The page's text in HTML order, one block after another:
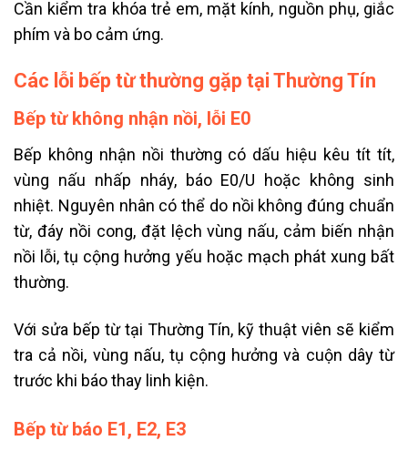
Cần kiểm tra khóa trẻ em, mặt kính, nguồn phụ, giắc
phím và bo cảm ứng.
Các lỗi bếp từ thường gặp tại Thường Tín
Bếp từ không nhận nồi, lỗi E0
Bếp không nhận nồi thường có dấu hiệu kêu tít tít,
vùng nấu nhấp nháy, báo E0/U hoặc không sinh
nhiệt. Nguyên nhân có thể do nồi không đúng chuẩn
từ, đáy nồi cong, đặt lệch vùng nấu, cảm biến nhận
nồi lỗi, tụ cộng hưởng yếu hoặc mạch phát xung bất
thường.
Với sửa bếp từ tại Thường Tín, kỹ thuật viên sẽ kiểm
tra cả nồi, vùng nấu, tụ cộng hưởng và cuộn dây từ
trước khi báo thay linh kiện.
Bếp từ báo E1, E2, E3